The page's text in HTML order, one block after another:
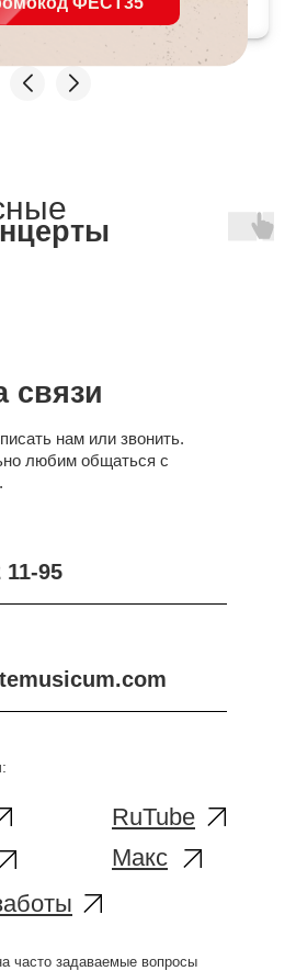
вместо "Сталин". Не
слух, и временно
Но последующие
на место. Огромное
и исполнителям!
связи
нам или звонить.
любим общаться с
11-95
RuTube
часто задаваемые вопросы
Макс